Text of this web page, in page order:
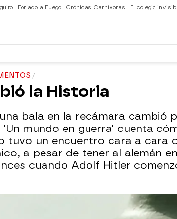
Forjado a Fuego Crónicas Carnívoras El colegio
la Historia
bala en la recámara cambió
mundo en guerra' cuenta
tuvo un encuentro cara a cara
a pesar de tener al alemán
cuando Adolf Hitler